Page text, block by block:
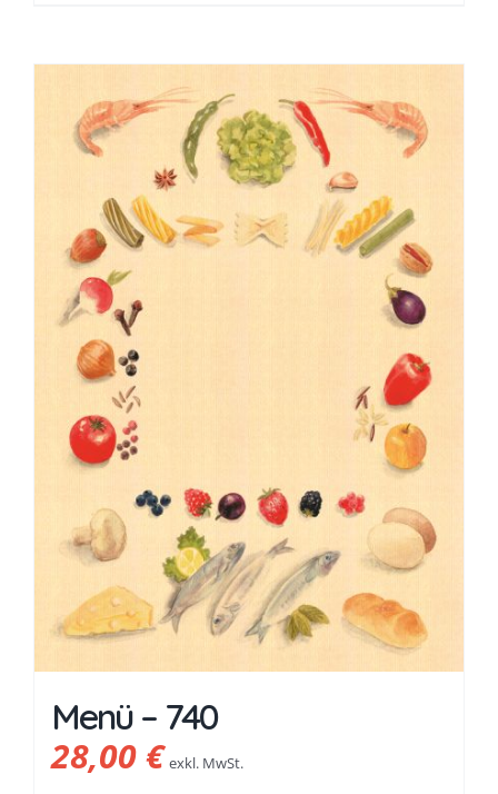
Menü – 740
28,00€ exkl. MwSt.